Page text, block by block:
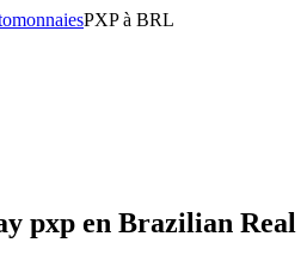
PXP à BRL
pxp en Brazilian Real